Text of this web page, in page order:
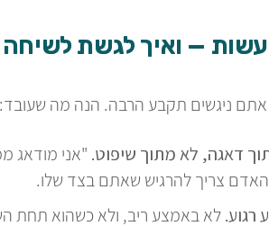
— ואיך לגשת לשיחה
ניגשים תקבע הרבה. הנה מה שעובד:
דאגה, לא מתוך שיפוט. "אני מודאג
האדם צריך להרגיש שאתם בצד שלו.
רגוע.לא באמצע ריב, ולא כשהוא תחת